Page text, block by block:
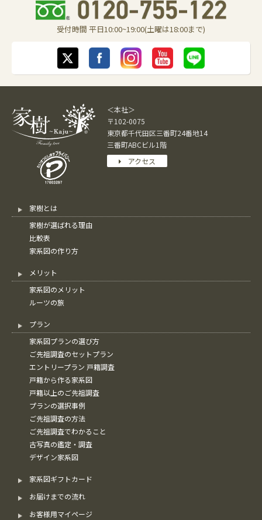
受付時間 平日10:00~19:00(土曜は18:00まで)
＜本社＞
〒102-0075
東京都千代田区三番町24番地14
三番町ABCビル1階
アクセス
家樹とは
家樹が選ばれる理由
比較表
家系図の作り方
メリット
家系図のメリット
ルーツの旅
プラン
家系図プランの選び方
ご先祖調査のセットプラン
エントリープラン 戸籍調査
戸籍から作る家系図
戸籍以上のご先祖調査
プランの選択事例
ご先祖調査の方法
ご先祖調査でわかること
古写真の鑑定・調査
デザイン家系図
家系図ギフトカード
お届けまでの流れ
お客様用マイページ